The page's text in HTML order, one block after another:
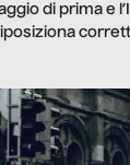
di prima e